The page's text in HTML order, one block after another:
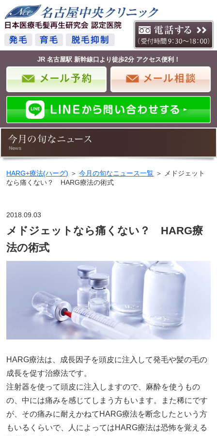
JR 名古屋駅 新幹線口より徒歩2分 アクセス便利！
HARG+療法(ハーグ) ＞今月の旬なニュース一覧 ＞ メドジェット
なら痛くない？ HARG療法の術式
2018.09.03
メドジェットなら痛くない？ HARG療
法の術式
HARG療法は、成長因子を頭皮に注入して発毛や髪の毛の
成長を促す治療法です。
注射器を使って頭皮に注入しますので、麻酔を使うもの
の、中には痛みを感じてしまう方もいます。また稀にです
が、その痛みに耐えかねてHARG療法を断念したという方
もいるくらいで、人によってはHARG療法は恐怖を覚える